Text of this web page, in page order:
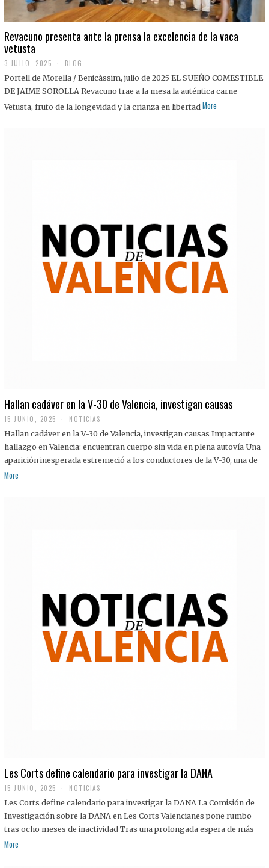
Revacuno presenta ante la prensa la excelencia de la vaca
vetusta
3 JULIO, 2025
J
U
I
BLOG
Portell de Morella / Benicàssim, julio de 2025 EL SUEÑO COMESTIBLE
DE JAIME SOROLLA Revacuno trae a la mesa la auténtica carne
Vetusta, fruto de la longevidad y la crianza en libertad More
Hallan cadáver en la V-30 de Valencia, investigan causas
15 JUNIO, 2025 NOTICIAS
Hallan cadáver en la V-30 de Valencia, investigan causas Impactante
hallazgo en Valencia: encuentran cuerpo sin vida en plena autovía Una
aparición inesperada estremeció a los conductores de la V-30, una de
More
Les Corts define calendario para investigar la DANA
15 JUNIO, 2025 NOTICIAS
Les Corts define calendario para investigar la DANA La Comisión de
Investigación sobre la DANA en Les Corts Valencianes pone rumbo
tras ocho meses de inactividad Tras una prolongada espera de más
More